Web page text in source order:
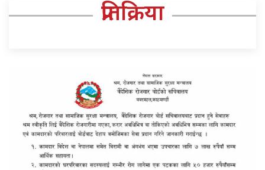
प्रतिक्रिया